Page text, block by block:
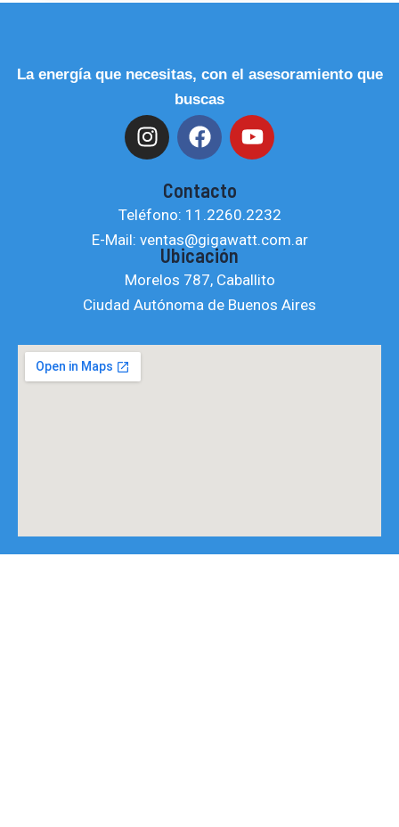
La energía que necesitas, con el asesoramiento que
buscas
I
n
t
a
g
r
a
m
F
a
c
e
b
o
o
k
Y
o
t
u
b
e
Contacto
Teléfono: 11.2260.2232
E-Mail: ventas@gigawatt.com.ar
Ubicación
Morelos 787, Caballito
Ciudad Autónoma de Buenos Aires